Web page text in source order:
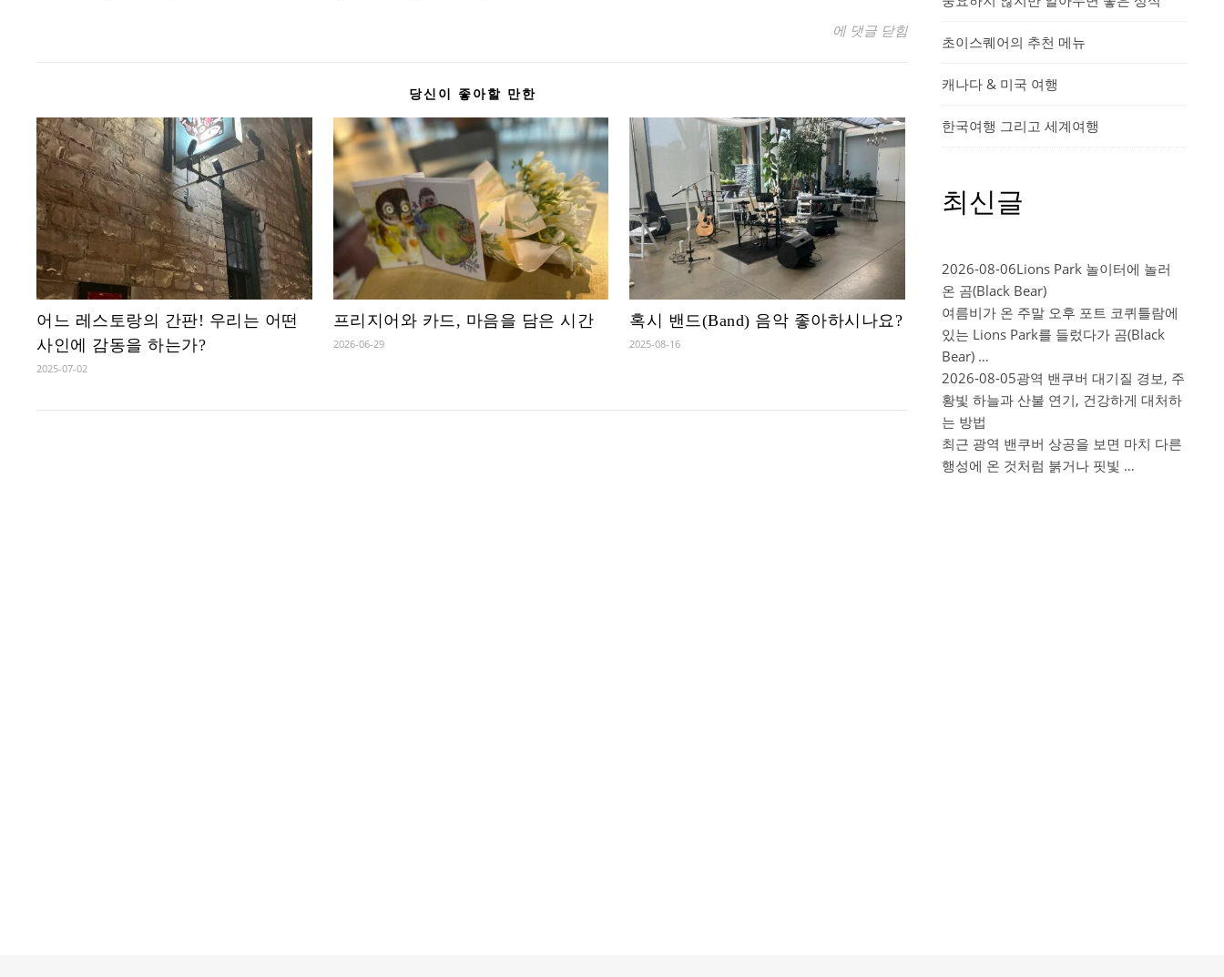
밴쿠버의 여름, 밴쿠버를 사랑하게 만드는 신비한 계절!
에 댓글 닫힘
당신이 좋아할 만한
어느 레스토랑의 간판! 우리는 어떤
사인에 감동을 하는가?
2025-07-02
프리지어와 카드, 마음을 담은 시간
2026-06-29
혹시 밴드(Band) 음악 좋아하시나요?
2025-08-16
초이스퀘어의 추천 메뉴
캐나다 & 미국 여행
한국여행 그리고 세계여행
최신글
2026-08-06Lions Park 놀이터에 놀러
온 곰(Black Bear)
여름비가 온 주말 오후 포트 코퀴틀람에
있는 Lions Park를 들렀다가 곰(Black
Bear) …
2026-08-05광역 밴쿠버 대기질 경보, 주
황빛 하늘과 산불 연기, 건강하게 대처하
는 방법
최근 광역 밴쿠버 상공을 보면 마치 다른
행성에 온 것처럼 붉거나 핏빛 …